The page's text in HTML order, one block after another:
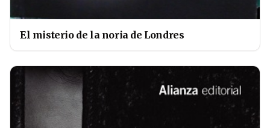
El misterio de la noria de Londres